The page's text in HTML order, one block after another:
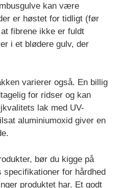
kan være
er høstet for tidligt (før
fibrene ikke er fuldt
i et blødere gulv, der
varierer også. En billig
for ridser og kan
lak med UV-
aluminiumoxid giver en
bør du kigge på
specifikationer for hårdhed
produktet har. Et godt